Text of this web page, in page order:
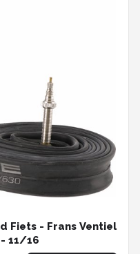
Fiets - Frans Ventiel
11/16